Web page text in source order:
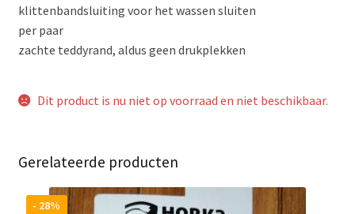
klittenbandsluiting voor het wassen sluiten
per paar
zachte teddyrand, aldus geen drukplekken
Dit product is nu niet op voorraad en niet beschikbaar.
Gerelateerde producten
- 28%